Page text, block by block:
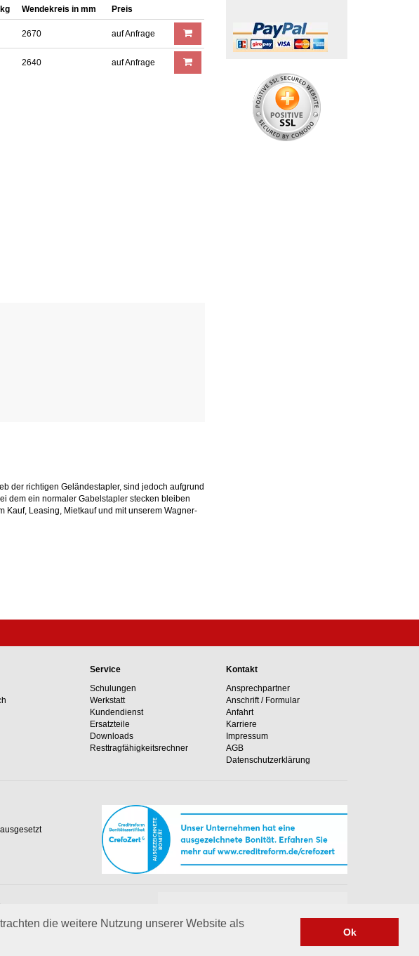
die weitere Nutzung unserer Website als
Ok
Wendekreis in mm Preis
2670 auf Anfrage
2640 auf Anfrage
der richtigen Geländestapler, sind jedoch aufgrund
dem ein normaler Gabelstapler stecken bleiben
Kauf, Leasing, Mietkauf und mit unserem Wagner-
Service
Schulungen
Werkstatt
Kundendienst
Ersatzteile
Downloads
Resttragfähig­keits­rechner
Kontakt
Ansprechpartner
Anschrift / Formular
Anfahrt
Karriere
Impressum
AGB
Datenschutzerklärung
in unvergleichliche Anlagen
+49 02364 50499-0